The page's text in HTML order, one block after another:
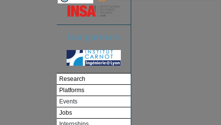
Our partners
Research
Platforms
Events
Jobs